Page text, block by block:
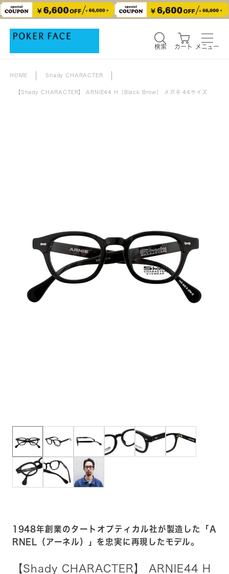
検索 カート メニュー
HOME Shady CHARACTER
【Shady CHARACTER】 ARNIE44 H（Black Brow） メガネ 44サイズ
1948年創業のタートオプティカル社が製造した「A
RNEL（アーネル）」を忠実に再現したモデル。
【Shady CHARACTER】 ARNIE44 H